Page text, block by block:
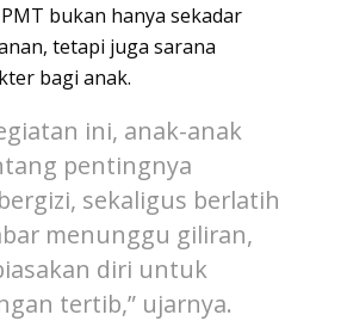
bukan hanya sekadar
tetapi juga sarana
bagi anak.
ini, anak-anak
pentingnya
sekaligus berlatih
menunggu giliran,
diri untuk
tertib,” ujarnya.